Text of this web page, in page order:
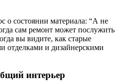
о состоянии материала: “А не
сам ремонт может послужить
вы видите, как старые
отделками и дизайнерскими
интерьер